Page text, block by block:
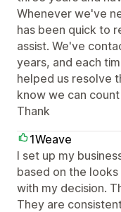
Whenever we've
has been quick to
assist. We've
years, and each
helped us resolve
know we can
Thank
1Weave
I set up my
based on the
with my decision.
They are